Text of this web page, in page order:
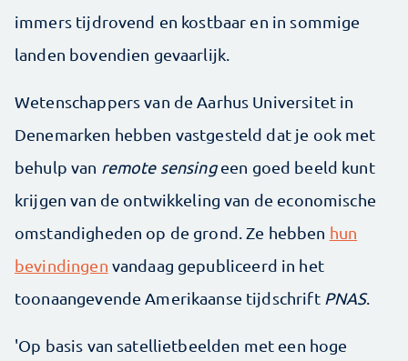
immers tijdrovend en kostbaar en in sommige
landen bovendien gevaarlijk.
Wetenschappers van de Aarhus Universitet in
Denemarken hebben vastgesteld dat je ook met
behulp van remote sensingeen goed beeld kunt
krijgen van de ontwikkeling van de economische
omstandigheden op de grond. Ze hebben hun
bevindingen vandaag gepubliceerd in het
toonaangevende Amerikaanse tijdschrift PNAS.
'Op basis van satellietbeelden met een hoge